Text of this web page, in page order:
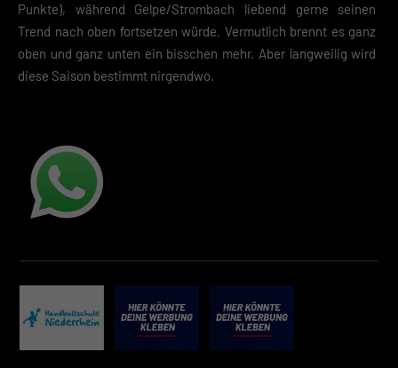
Punkte), während Gelpe/Strombach liebend gerne seinen
Trend nach oben fortsetzen würde. Vermutlich brennt es ganz
oben und ganz unten ein bisschen mehr. Aber langweilig wird
diese Saison bestimmt nirgendwo.